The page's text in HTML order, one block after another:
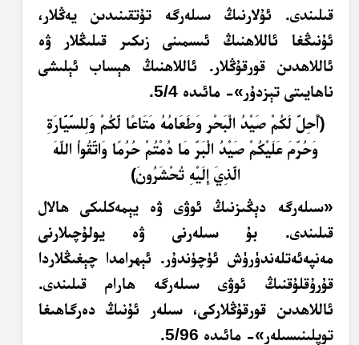
قىلىندى. ئۇلارنىڭ سىلەرگە تۇتقىنىدىن يەڭلار،
ئۇنىڭغا ئاللاھنىڭ ئىسمىنى زىكىر قىلىڭلار ۋە
ئاللاھدىن قورقۇڭلار. ئاللاھنىڭ ھېساب ئېلىشى
ناھايىتى تېزدۇر»- مائىدە 5/4.
﴿أُحل لكم صَيد البحر وَطَعامُهُ متاعا لكم وللسيارَةِ
وحرم عليكم صَيد البر ما دمتم حرما واتقوا اللّهَ
الَّذِي إِليْهِ تحشرون﴾
«سىلەرگە دېڭىزنىڭ ئوۋى ۋە يېمەكلىكى ھالال
قىلىندى. بۇ سىلەرنى ۋە يولۇچىلارنى
مەنپەئەتلەندۈرۈش ئۈچۈندۇر. ئېھرامدا چېغىڭلاردا
قۇرۇقلۇقنىڭ ئوۋى سىلەرگە ھارام قىلىندى.
ئاللاھدىن قورقۇڭلاركى، سىلەر ئۇنىڭ دەرگاھىغا
توپلىنىسىلەر»- مائىدە 5/96.